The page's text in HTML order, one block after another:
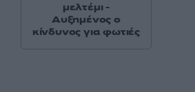
μελτέμι -
Αυξημένος ο
κίνδυνος για φωτιές